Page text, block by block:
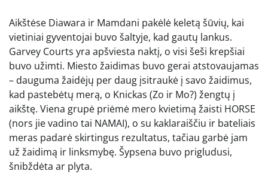
Aikštėse Diawara ir Mamdani pakėlė keletą šūvių, kai
vietiniai gyventojai buvo šaltyje, kad gautų lankus.
Garvey Courts yra apšviesta naktį, o visi šeši krepšiai
buvo užimti. Miesto žaidimas buvo gerai atstovaujamas
– dauguma žaidėjų per daug įsitraukė į savo žaidimus,
kad pastebėtų merą, o Knickas (Zo ir Mo?) žengtų į
aikštę. Viena grupė priėmė mero kvietimą žaisti HORSE
(nors jie vadino tai NAMAI), o su kaklaraiščiu ir bateliais
meras padarė skirtingus rezultatus, tačiau garbė jam
už žaidimą ir linksmybę. Šypsena buvo prigludusi,
šnibždėta ar plyta.